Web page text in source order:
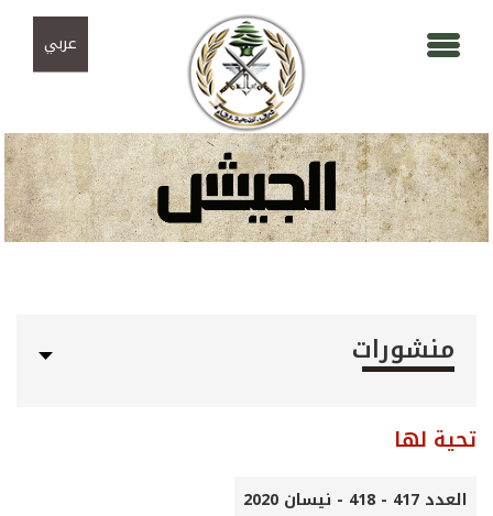
عربي
منشورات
تحية لها
العدد 417 - 418 - نيسان 2020